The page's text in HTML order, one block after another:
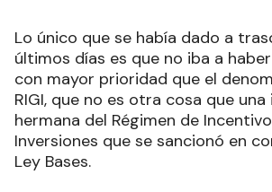
Lo único que se había dado a
últimos días es que no iba a
con mayor prioridad que el
RIGI, que no es otra cosa que
hermana del Régimen de
Inversiones que se sancionó en
Ley Bases.